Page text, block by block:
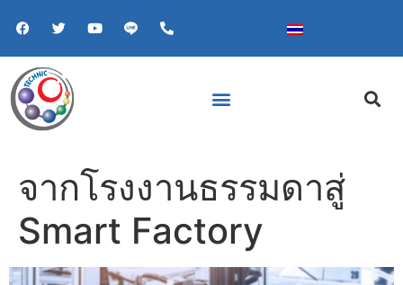
จากโรงงานธรรมดาสู่
Smart Factory